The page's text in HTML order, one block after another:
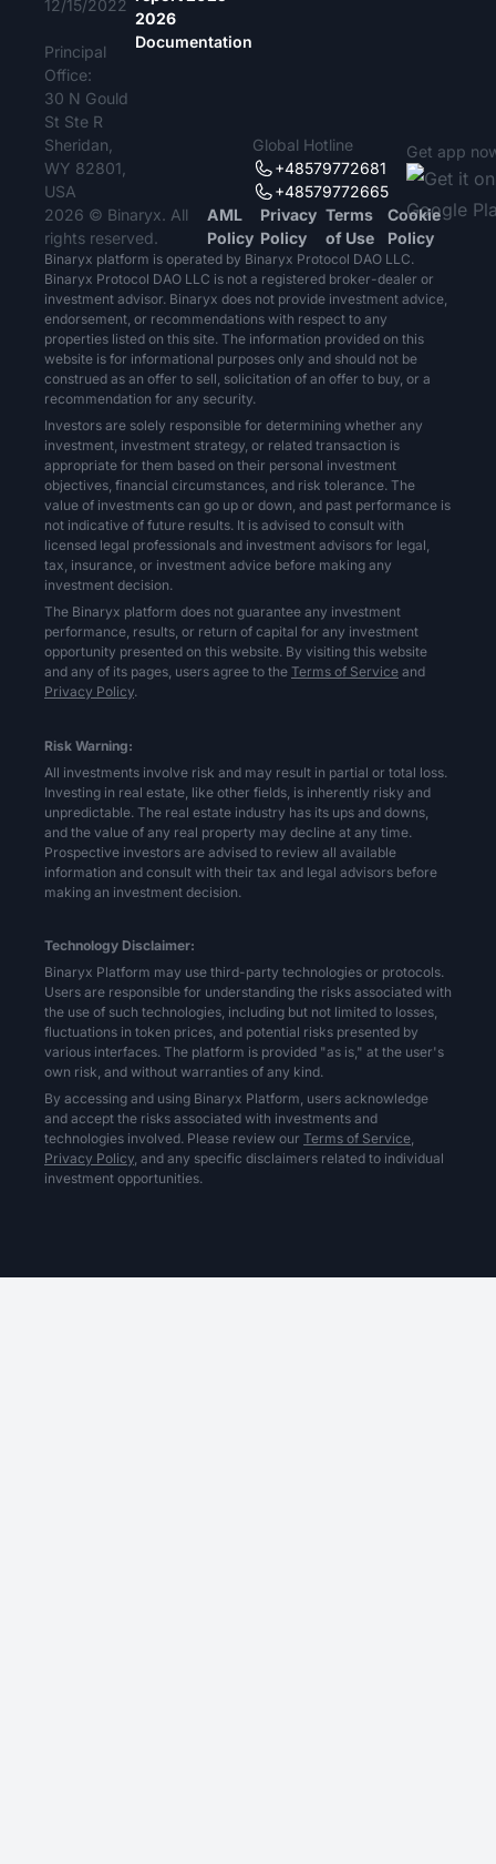
12/15/2022
Principal
Office:
30 N Gould
St Ste R
Sheridan,
WY 82801,
USA
2026
Documentation
Global Hotline
+48579772681
+48579772665
Get app
2026 © Binaryx. All
rights reserved.
AML
Policy
Privacy
Policy
Terms
of Use
Cookie
Policy
Binaryx platform is operated by Binaryx Protocol DAO LLC.
Binaryx Protocol DAO LLC is not a registered broker-dealer or
investment advisor. Binaryx does not provide investment advice,
endorsement, or recommendations with respect to any
properties listed on this site. The information provided on this
website is for informational purposes only and should not be
construed as an offer to sell, solicitation of an offer to buy, or a
recommendation for any security.
Investors are solely responsible for determining whether any
investment, investment strategy, or related transaction is
appropriate for them based on their personal investment
objectives, financial circumstances, and risk tolerance. The
value of investments can go up or down, and past performance is
not indicative of future results. It is advised to consult with
licensed legal professionals and investment advisors for legal,
tax, insurance, or investment advice before making any
investment decision.
The Binaryx platform does not guarantee any investment
performance, results, or return of capital for any investment
opportunity presented on this website. By visiting this website
and any of its pages, users agree to the Terms of Service and
Privacy Policy.
Risk Warning:
All investments involve risk and may result in partial or total loss.
Investing in real estate, like other fields, is inherently risky and
unpredictable. The real estate industry has its ups and downs,
and the value of any real property may decline at any time.
Prospective investors are advised to review all available
information and consult with their tax and legal advisors before
making an investment decision.
Technology Disclaimer:
Binaryx Platform may use third-party technologies or protocols.
Users are responsible for understanding the risks associated with
the use of such technologies, including but not limited to losses,
fluctuations in token prices, and potential risks presented by
various interfaces. The platform is provided "as is," at the user's
own risk, and without warranties of any kind.
By accessing and using Binaryx Platform, users acknowledge
and accept the risks associated with investments and
technologies involved. Please review our Terms of Service,
Privacy Policy, and any specific disclaimers related to individual
investment opportunities.